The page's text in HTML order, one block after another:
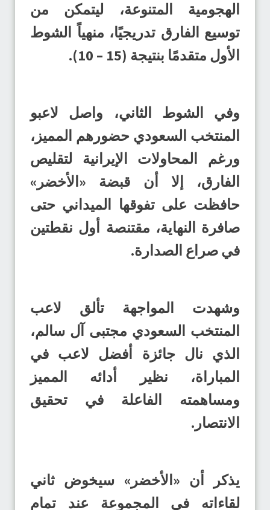
الهجومية المتنوعة، ليتمكن من
توسيع الفارق تدريجيًا، منهياً الشوط
الأول متقدمًا بنتيجة (15 – 10).
وفي الشوط الثاني، واصل لاعبو
المنتخب السعودي حضورهم المميز،
ورغم المحاولات الإيرانية لتقليص
الفارق، إلا أن قبضة «الأخضر»
حافظت على تفوقها الميداني حتى
صافرة النهاية، مقتنصة أول نقطتين
في صراع الصدارة.
وشهدت المواجهة تألق لاعب
المنتخب السعودي مجتبى آل سالم،
الذي نال جائزة أفضل لاعب في
المباراة، نظير أدائه المميز
ومساهمته الفاعلة في تحقيق
الانتصار.
يذكر أن «الأخضر» سيخوض ثاني
لقاءاته في المجموعة عند تمام